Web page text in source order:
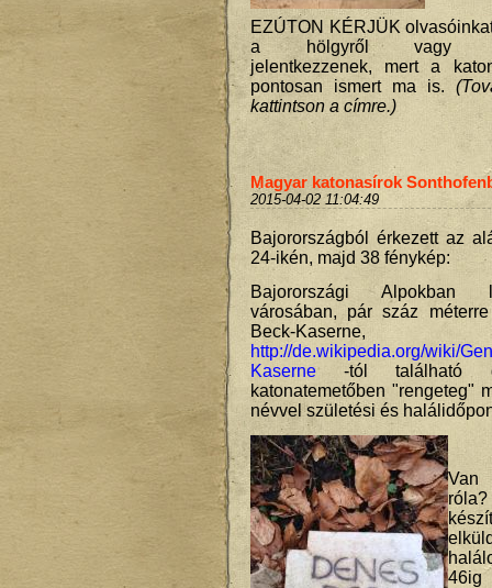
EZÚTON KÉRJÜK
a hölgyről vagy
jelentkezzenek, mert a
pontosan ismert ma is.
kattintson a címre.)
Magyar katonasírok
2015-04-02 11:04:49
Bajorországból érkezett az
24-ikén, majd 38 fénykép:
Bajorországi Alpokban
városában, pár száz
Beck-Kaserne,
http://de.wikipedia.org/wiki/
Kaserne-tól található
katonatemetőben "rengeteg"
névvel születési és